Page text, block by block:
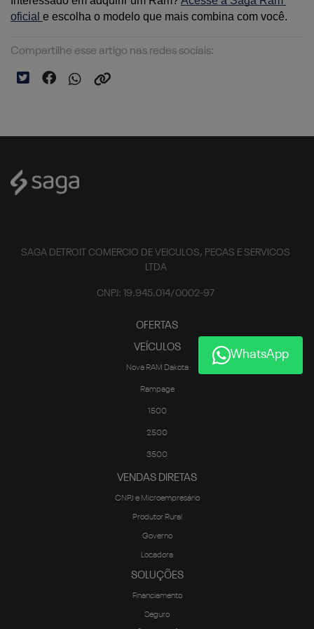
oficial e escolha o modelo que mais combina com você.
Compartilhe esse artigo nas redes sociais:
SAGA DETROIT COMERCIO DE VEICULOS, PECAS E SERVICOS
LTDA
CNPJ: 19.945.014/0002-97
OFERTAS
VEÍCULOS
Nova RAM Dakota
Rampage
1500
2500
3500
VENDAS DIRETAS
CNPJ e Microempresário
Produtor Rural
Governo
Locadora
SOLUÇÕES
Financiamento
Seguro
WhatsApp